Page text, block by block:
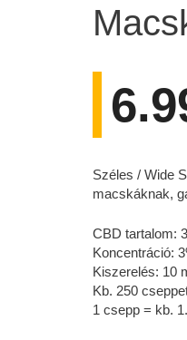
Széles / Wide
macskáknak,
CBD tartalom:
Koncentráció:
Kiszerelés: 10
Kb. 250
1 csepp = kb.